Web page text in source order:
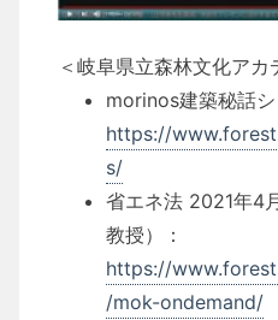
＜岐阜県立森林文化アカ
morinos建築秘話シ
https://
s/
省エネ法 2021年4
教授）：
https://
/mok-ondemand/